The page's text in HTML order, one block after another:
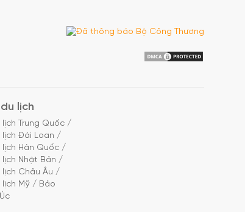
lịch
Trung Quốc /
Đài Loan /
Hàn Quốc /
Nhật Bản /
Châu Âu /
Mỹ / Bảo